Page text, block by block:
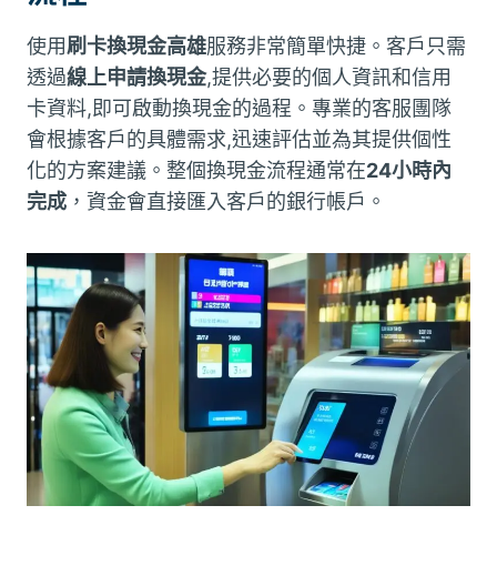
使用刷卡換現金高雄服務非常簡單快捷。客戶只需
透過線上申請換現金,提供必要的個人資訊和信用
卡資料,即可啟動換現金的過程。專業的客服團隊
會根據客戶的具體需求,迅速評估並為其提供個性
化的方案建議。整個換現金流程通常在24小時內
完成 ，資金會直接匯入客戶的銀行帳戶。